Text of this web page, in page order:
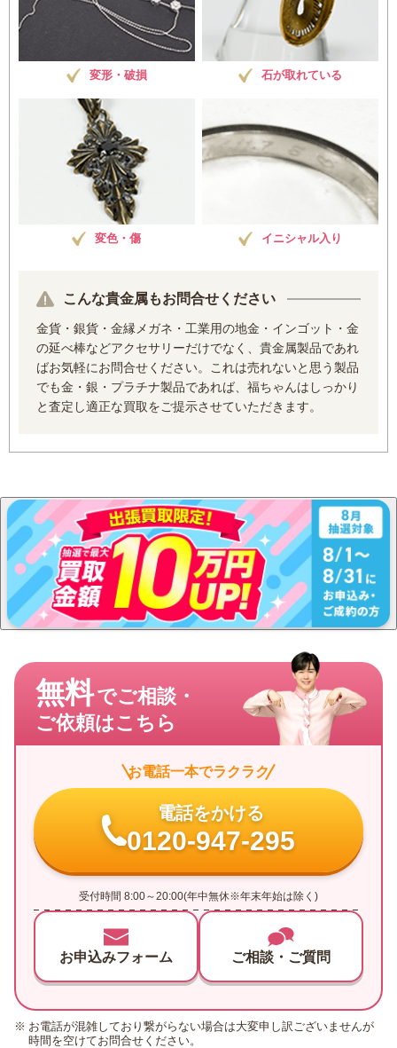
変形・破損 石が取れている
変色・傷 イニシャル入り
こんな貴金属もお問合せください
金貨・銀貨・金縁メガネ・工業用の地金・インゴット・金
の延べ棒などアクセサリーだけでなく、貴金属製品であれ
ばお気軽にお問合せください。これは売れないと思う製品
でも金・銀・プラチナ製品であれば、福ちゃんはしっかり
と査定し適正な買取をご提示させていただきます。
無料でご相談・
ご依頼はこちら
お電話一本でラクラク
電話をかける
0120-947-295
受付時間 8:00～20:00(年中無休※年末年始は除く)
お申込みフォーム ご相談・ご質問
お電話が混雑しており繋がらない場合は大変申し訳ございませんが
時間を空けてお問合せください。